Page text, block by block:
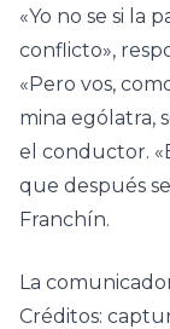
«Yo no se si la
conflicto»,
«Pero vos,
mina ególatra,
el conductor.
que después
Franchín.
La
Créditos: